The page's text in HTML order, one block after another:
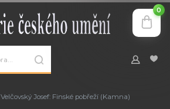
0
Velčovský Josef: Finské pobřeží (Kamna)